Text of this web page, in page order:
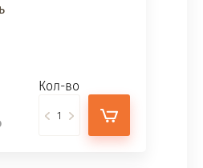
Кол-во